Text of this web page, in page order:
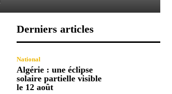
Derniers articles
National
Algérie : une éclipse
solaire partielle visible
le 12 août